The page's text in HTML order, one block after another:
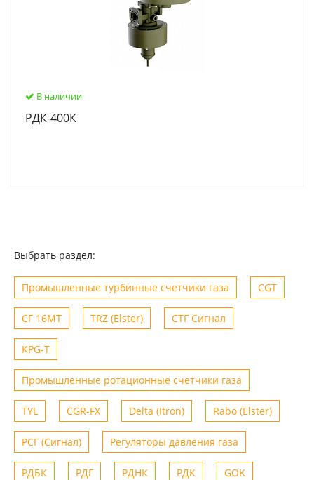
В наличии
РДК-400К
Выбрать раздел:
Промышленные турбинные счетчики газа CGT
СГ 16МТ TRZ (Elster) СТГ Сигнал
KPG-T
Промышленные ротационные счетчики газа
TYL CGR-FX Delta (Itron) Rabo (Elster)
РСГ (Сигнал) Регуляторы давления газа
РДБК РДГ РДНК РДК GOK